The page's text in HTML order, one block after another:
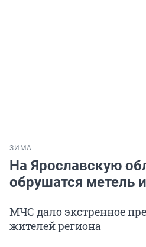
ЗИМА
На Ярославскую
обрушатся метель
МЧС дало экстренное
жителей региона